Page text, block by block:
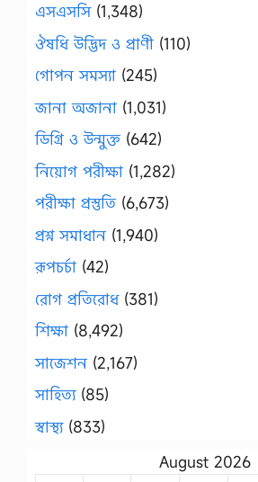
এসএসসি(1,348)
ঔষধি উদ্ভিদ ও প্রাণী (110)
গোপন সমস্যা (245)
জানা অজানা (1,031)
ডিগ্রি ও উন্মুক্ত (642)
নিয়োগ পরীক্ষা (1,282)
পরীক্ষা প্রস্তুতি (6,673)
প্রশ্ন সমাধান (1,940)
রূপচর্চা (42)
রোগ প্রতিরোধ(381)
শিক্ষা (8,492)
সাজেশন (2,167)
সাহিত্য(85)
স্বাস্থ্য(833)
August 2026